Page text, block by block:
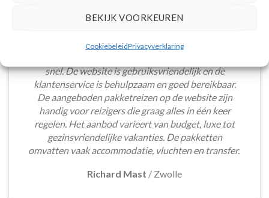
BEKIJK VOORKEUREN
CookiebeleidPrivacyverklaring
Het boeken van een lastminute vakantie via
snel. De website is gebruiksvriendelijk en de
klantenservice is behulpzaam en goed bereikbaar.
De aangeboden pakketreizen op de website zijn
handig voor reizigers die graag alles in één keer
regelen. Het aanbod varieert van budget, luxe tot
gezinsvriendelijke vakanties. De pakketten
omvatten vaak accommodatie, vluchten en transfer.
Richard Mast / Zwolle